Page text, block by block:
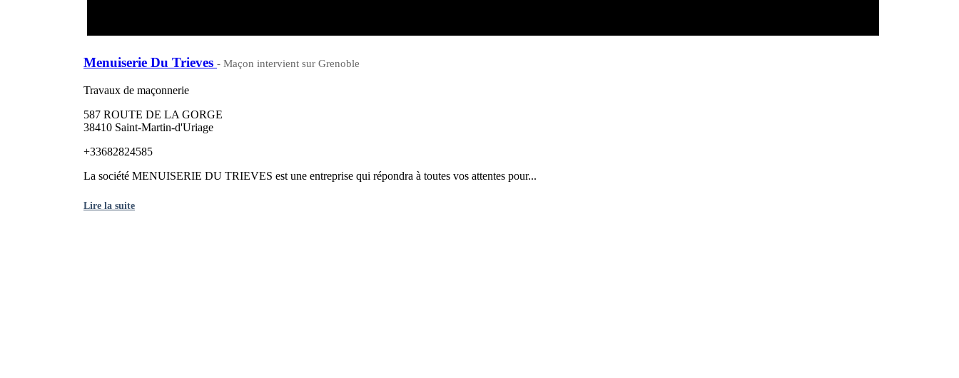
Menuiserie Du Trieves - Maçon intervient sur Grenoble
Travaux de maçonnerie
587 ROUTE DE LA GORGE
38410 Saint-Martin-d'Uriage
+33682824585
La société MENUISERIE DU TRIEVES est une entreprise qui répondra à toutes vos attentes pour...
Lire la suite